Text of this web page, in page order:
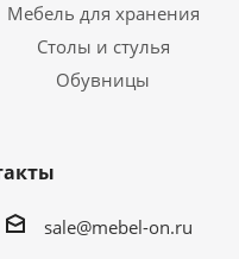
Мебель для хранения
Столы и стулья
Обувницы
sale@mebel-on.ru